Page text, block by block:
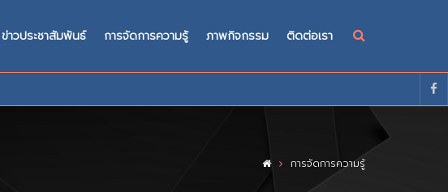
ข่าวประชาสัมพันธ์ การจัดการความรู้ ภาพกิจกรรม ติดต่อเรา
การจัดการความรู้